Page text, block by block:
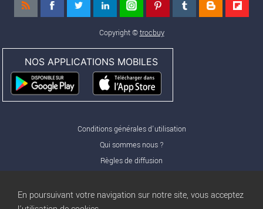
Copyright ©trocbuy
NOS APPLICATIONS MOBILES
Conditions générales d'utilisation
Qui sommes nous ?
Règles de diffusion
Nos offres Pro
En poursuivant votre navigation sur notre site, vous acceptez